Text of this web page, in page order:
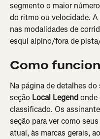
segmento o maior
do ritmo ou velocidade.
nas modalidades de
esqui alpino/fora de
Como
Na página de detalhes
seção Local Legend onde
classificado. Os
seção para ver como
atual, às marcas gerais,